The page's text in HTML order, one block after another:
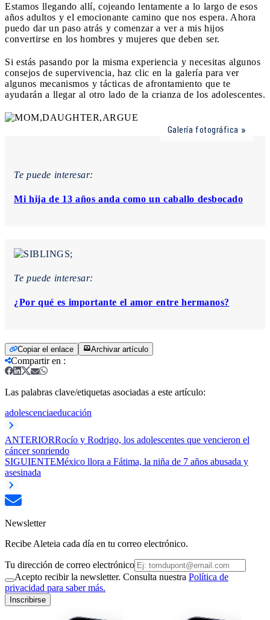
Estamos llegando allí, cojeando lentamente a lo largo de esos
años adultos y el emocionante camino que nos espera. Ahora
puedo dar un paso atrás y comenzar a ver a mis hijos
convertirse en los hombres y mujeres que deben ser.
Si estás pasando por la misma experiencia y necesitas algunos
consejos de supervivencia, haz clic en la galería para ver
algunos mecanismos y tácticas de afrontamiento que te
ayudarán a llegar al otro lado de la crianza de los adolescentes.
Galería fotográfica
Te puede interesar:
Mi hija de 13 años anda como un caballo desbocado
Te puede interesar:
¿Por qué es importante el amor entre hermanos?
Copiar el enlace Archivar artículo
Compartir en :
Las palabras clave/etiquetas asociadas a este artículo:
adolescenciaeducación
ANTERIORRocío y Rodrigo, los adolescentes que vencieron el
cáncer sonriendo
SIGUIENTEMéxico llora a Fátima, la niña de 7 años abusada y
asesinada
Newsletter
Recibe Aleteia cada día en tu correo electrónico.
Tu dirección de correo electrónico
Acepto recibir la newsletter. Consulta nuestra Política de
privacidad para saber más.
Inscribirse